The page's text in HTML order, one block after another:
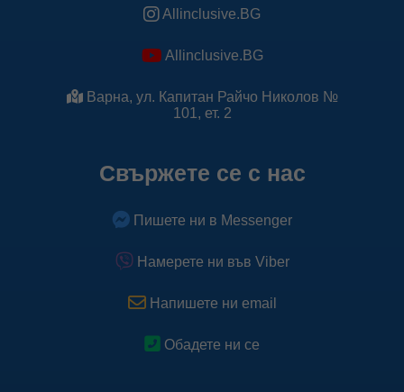
Allinclusive.BG
Allinclusive.BG
Варна, ул. Капитан Райчо Николов №
101, ет. 2
Свържете се с нас
Пишете ни в Messenger
Намерете ни във Viber
Напишете ни email
Обадете ни се